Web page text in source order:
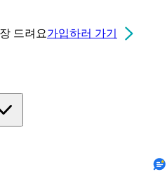
드려요가입하러 가기